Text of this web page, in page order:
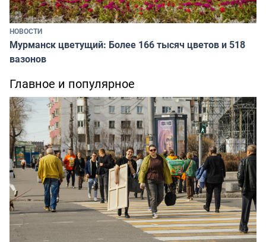
НОВОСТИ
Мурманск цветущий: Более 166 тысяч цветов и 518
вазонов
Главное и популярное